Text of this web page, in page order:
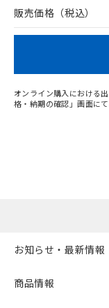
問い合わせくださ
販売価格（税込）
オンライン購入における
格・納期の確認」画面に
お知らせ・最新情報
商品情報